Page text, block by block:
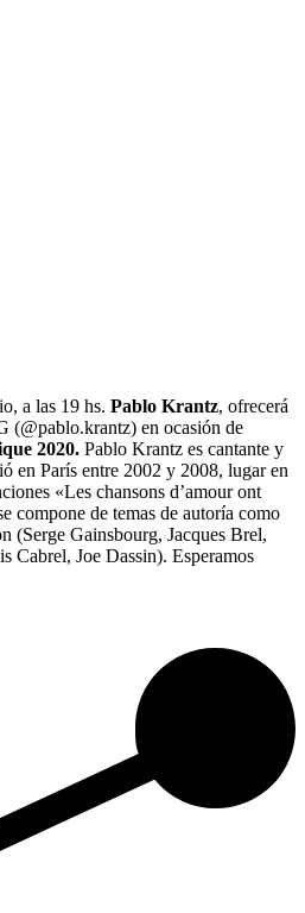
a las 19 hs. Pablo Krantz, ofrecerá
en ocasión de
2020. Pablo Krantz es cantante y
en París entre 2002 y 2008, lugar en
«Les chansons d’amour ont
compone de temas de autoría como
(Serge Gainsbourg, Jacques Brel,
Cabrel, Joe Dassin). Esperamos